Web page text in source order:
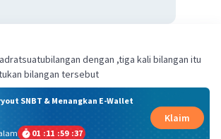
dengan ,tiga kali bilangan itu
bilangan tersebut
SNBT & Menangkan E-Wallet
01 :11 :59 :37
Klaim